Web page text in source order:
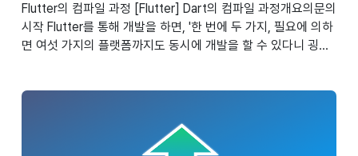
Flutter의 컴파일 과정 [Flutter] Dart의 컴파일 과정개요의문의
시작 Flutter를 통해 개발을 하면, '한 번에 두 가지, 필요에 의하
면 여섯 가지의 플랫폼까지도 동시에 개발을 할 수 있다니 굉장
요(2) — Dart Virtual Machine중간언어(기계어)로 프로그램을
rt는 싱글 스레드 언어 [Flutter] Dart는 싱글 스레드 언어개요